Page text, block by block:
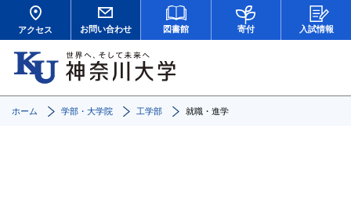
アクセス お問い合わせ 図書館 寄付 入試情報
ホーム 学部・大学院 工学部 就職・進学